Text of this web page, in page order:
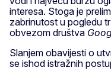
interesa. Stoga je
zabrinutost u pogledu
obvezom društva
Slanjem obavijesti o
se ishod istražnih